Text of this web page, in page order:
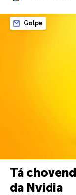
Golpe
Tá
da Nvidia